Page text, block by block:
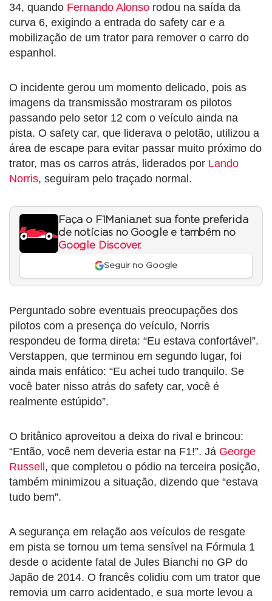
34, quando Fernando Alonso rodou na saída da
curva 6, exigindo a entrada do safety car e a
mobilização de um trator para remover o carro do
espanhol.
O incidente gerou um momento delicado, pois as
imagens da transmissão mostraram os pilotos
passando pelo setor 12 com o veículo ainda na
pista. O safety car, que liderava o pelotão, utilizou a
área de escape para evitar passar muito próximo do
trator, mas os carros atrás, liderados por Lando
Norris, seguiram pelo traçado normal.
Faça o F1Mania.net sua fonte preferida
de notícias no Google e também no
Google Discover.
Seguir no Google
Perguntado sobre eventuais preocupações dos
pilotos com a presença do veículo, Norris
respondeu de forma direta: “Eu estava confortável”.
Verstappen, que terminou em segundo lugar, foi
ainda mais enfático: “Eu achei tudo tranquilo. Se
você bater nisso atrás do safety car, você é
realmente estúpido”.
O britânico aproveitou a deixa do rival e brincou:
“Então, você nem deveria estar na F1!”. Já George
Russell , que completou o pódio na terceira posição,
também minimizou a situação, dizendo que “estava
tudo bem”.
A segurança em relação aos veículos de resgate
em pista se tornou um tema sensível na Fórmula 1
desde o acidente fatal de Jules Bianchi no GP do
Japão de 2014. O francês colidiu com um trator que
removia um carro acidentado, e sua morte levou a